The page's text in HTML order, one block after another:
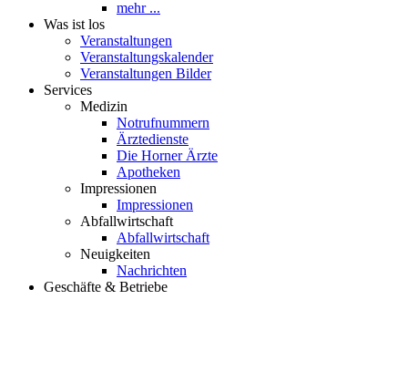
mehr ...
Was ist los
Veranstaltungen
Veranstaltungskalender
Veranstaltungen Bilder
Services
Medizin
Notrufnummern
Ärztedienste
Die Horner Ärzte
Apotheken
Impressionen
Impressionen
Abfallwirtschaft
Abfallwirtschaft
Neuigkeiten
Nachrichten
Geschäfte & Betriebe